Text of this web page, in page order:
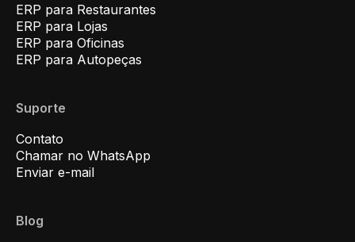
ERP para Restaurantes
ERP para Lojas
ERP para Oficinas
ERP para Autopeças
Suporte
Contato
Chamar no WhatsApp
Enviar e-mail
Blog